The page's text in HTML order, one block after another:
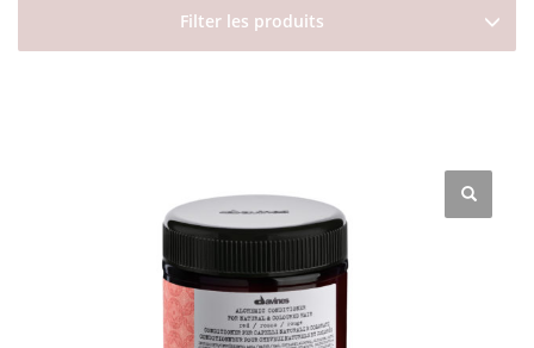
Filter les produits